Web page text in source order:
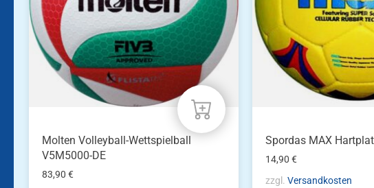
Molten Volleyball-Wettspielball
V5M5000-DE
83,90€
Spordas MAX
14,90€
zzgl.Versandkosten